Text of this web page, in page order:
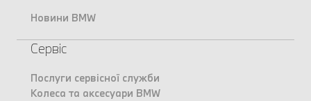
Новини BMW
Сервіс
Послуги сервісної служби
Колеса та аксесуари BMW